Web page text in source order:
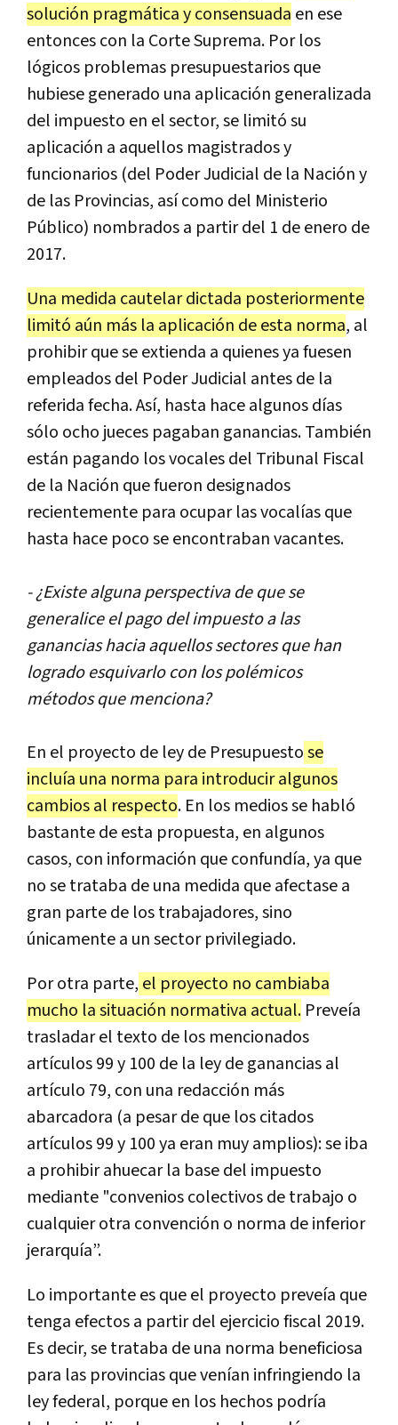
solución pragmáticayconsensuada en ese
entoncescon la CorteSuprema. Por los
lógicos problemas presupuestariosque
hubiesegenerado una aplicación generalizada
del impuesto en elsector,se limitósu
aplicación a aquellos magistradosy
funcionarios (del PoderJudicial de la Nacióny
de las Provincias, asícomo del Ministerio
Público) nombradosa partirdel 1 deenero de
2017.
Una medida cautelardictada posteriormente
limitó aún más la aplicación deesta norma, al
prohibirqueseextienda a quienesyafuesen
empleadosdel PoderJudicial antesde la
referidafecha.Así, hasta hacealgunosdías
sólo ocho jueces pagaban ganancias.También
están pagando losvocalesdel Tribunal Fiscal
de la Nación quefueron designados
recientemente para ocupar lasvocalíasque
hasta hace pocoseencontrabanvacantes.
- ¿Existealgunaperspectiva de quese
generalice elpago delimpuestoa las
gananciashaciaaquellossectores quehan
logrado esquivarlo con lospolémicos
métodos quemenciona?
En el proyecto de leyde Presupuestose
incluía una norma para introduciralgunos
cambiosal respecto. En los mediosse habló
bastantedeesta propuesta, en algunos
casos, con información queconfundía,ya que
nosetrataba deuna medida queafectasea
gran partede lostrabajadores,sino
únicamentea unsector privilegiado.
Porotra parte, el proyecto no cambiaba
mucho lasituación normativa actual. Preveía
trasladarel texto de los mencionados
artículos99y 100 de la leydegananciasal
artículo 79, con una redacción más
abarcadora (a pesardeque loscitados
artículos99y 100ya eran muyamplios):seiba
a prohibirahuecar la basedel impuesto
mediante "convenioscolectivosdetrabajo o
cualquierotra convención o norma deinferior
jerarquía”.
Lo importanteesqueel proyecto preveía que
tenga efectosa partirdel ejerciciofiscal 2019.
Esdecir,setrataba deuna norma beneficiosa
para las provinciasquevenían infringiendo la
leyfederal, porqueen los hechos podría